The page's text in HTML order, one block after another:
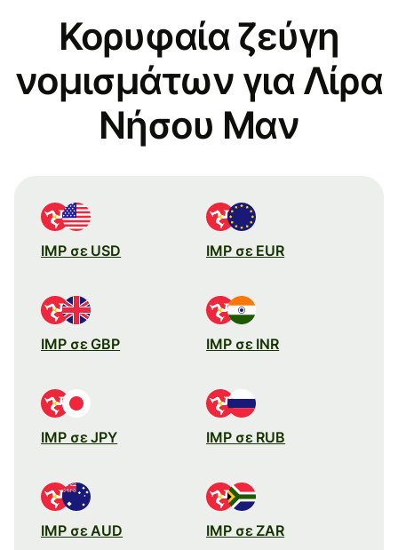
Κορυφαία ζεύγη
νομισμάτων για Λίρα
Νήσου Μαν
IMP σε USD IMP σε EUR
IMP σε GBP IMP σε INR
IMP σε JPY IMP σε RUB
IMP σε AUD IMP σε ZAR